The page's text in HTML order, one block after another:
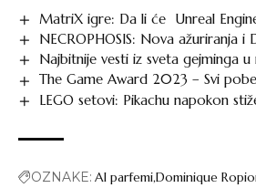
MatriX igre: Da li će Unreal
NECROPHOSIS: Nova ažuriranja
Najbitnije vesti iz sveta gejminga
The Game Award 2023 – Svi
LEGO setovi: Pikachu napokon
OZNAKE: AI parfemiDominique